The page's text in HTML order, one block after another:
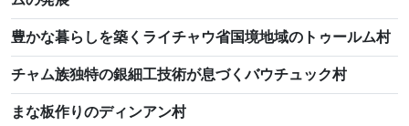
豊かな暮らしを築くライチャウ省国境地域のトゥールム村
チャム族独特の銀細工技術が息づくバウチュック村
まな板作りのディンアン村